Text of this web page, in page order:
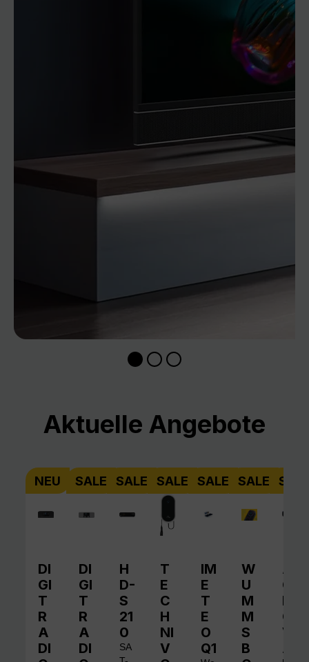
Produktgalerie überspringen
Aktuelle Angebote
NEU
DI
GI
T
R
A
DI
SALE
DI
GI
T
R
A
DI
SALE
H
D-
S
21
0
SA
SALE
T
E
C
H
NI
V
SALE
IM
E
T
E
O
Q1
SALE
W
U
M
M
S
B
A
QI
N
O
V
A